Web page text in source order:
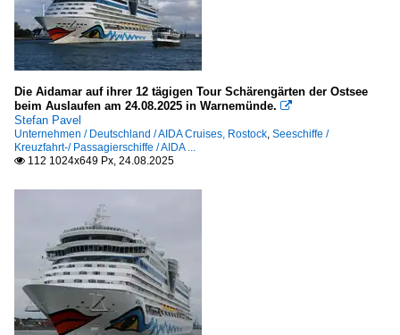
Die Aidamar auf ihrer 12 tägigen Tour Schärengärten der Ostsee
beim Auslaufen am 24.08.2025 in Warnemünde. 
Stefan Pavel
Unternehmen / Deutschland / AIDA Cruises, Rostock, Seeschiffe /
Kreuzfahrt-/ Passagierschiffe / AIDA ...
 112 1024x649 Px, 24.08.2025